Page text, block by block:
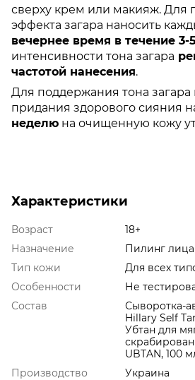
сверху крем или макияж. Для
эффекта загара наносить
вечернее время в течение 3-
интенсивности тона загара
частотой нанесения.
Для поддержания тона загара
придания здорового сияния
неделю на очищенную кожу
Характеристики
Возраст
18+
Назначение
Пилинг лица
Тип кожи
Для всех
Особенности
Не
Состав
Сыворотка-
Hillary Self
Убтан для
UBTAN, 100
Производство
Украина